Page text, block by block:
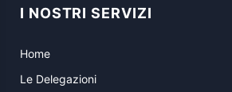
I NOSTRI SERVIZI
Home
Le Delegazioni